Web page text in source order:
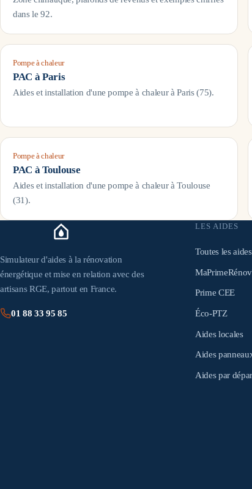
dans le92.
Pompe à chaleur
PAC àParis
Aides et installation d'une pompe à chaleur àParis(75).
Pompe à chaleur
PAC àToulouse
Aides et installation d'une pompe à chaleur àToulouse
(31).
Simulateur d'aides à la rénovation
énergétique et mise en relation avec des
artisans RGE, partout en France.
01 88 33 95 85
LES AIDES
Toutes les aides
Prime CEE
Éco-PTZ
Aides locales
Aides
Aides par